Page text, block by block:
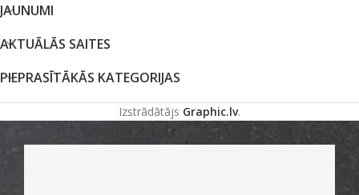
JAUNUMI
AKTUĀLĀS SAITES
PIEPRASĪTĀKĀS KATEGORIJAS
Izstrādātājs Graphic.lv.